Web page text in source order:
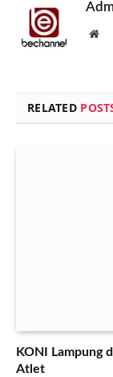
RELATED
KONI Lampung
Atlet